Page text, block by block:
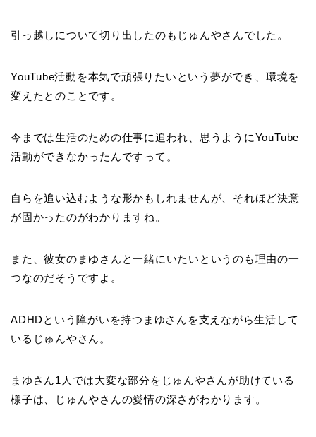
引っ越しについて切り出したのもじゅんやさんでした。
YouTube活動を本気で頑張りたいという夢ができ、環境を
変えたとのことです。
今までは生活のための仕事に追われ、思うようにYouTube
活動ができなかったんですって。
自らを追い込むような形かもしれませんが、それほど決意
が固かったのがわかりますね。
また、彼女のまゆさんと一緒にいたいというのも理由の一
つなのだそうですよ。
ADHDという障がいを持つまゆさんを支えながら生活して
いるじゅんやさん。
まゆさん1人では大変な部分をじゅんやさんが助けている
様子は、じゅんやさんの愛情の深さがわかります。